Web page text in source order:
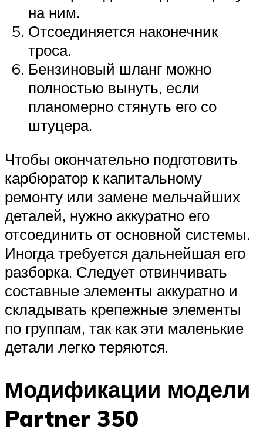
на ним.
Отсоединяется наконечник
троса.
Бензиновый шланг можно
полностью вынуть, если
планомерно стянуть его со
штуцера.
Чтобы окончательно подготовить
карбюратор к капитальному
ремонту или замене мельчайших
деталей, нужно аккуратно его
отсоединить от основной системы.
Иногда требуется дальнейшая его
разборка. Следует отвинчивать
составные элементы аккуратно и
складывать крепежные элементы
по группам, так как эти маленькие
детали легко теряются.
Модификации модели
Partner 350